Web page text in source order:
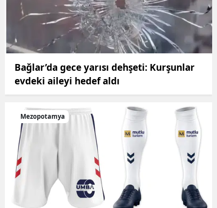
Bağlar’da gece yarısı dehşeti: Kurşunlar
evdeki aileyi hedef aldı
Mezopotamya